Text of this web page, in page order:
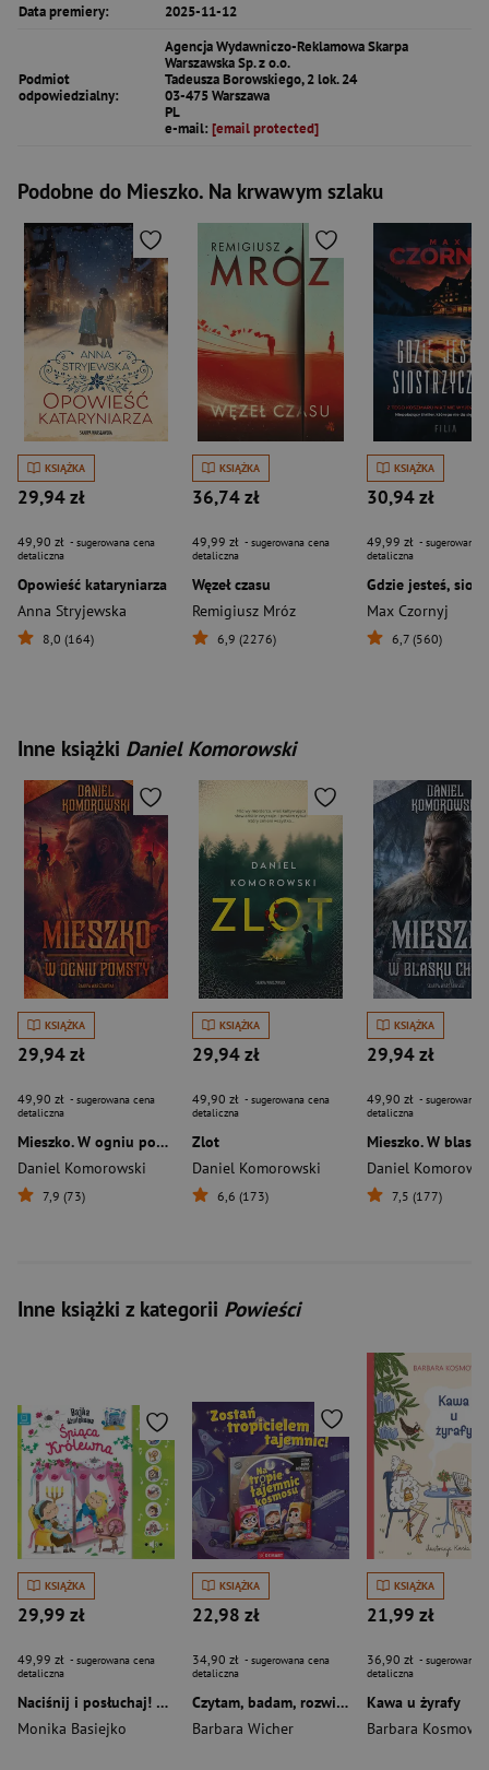
Data premiery:
2025-11-12
Podmiot
odpowiedzialny:
Agencja Wydawniczo-Reklamowa Skarpa
Warszawska Sp. z o.o.
Tadeusza Borowskiego, 2 lok. 24
03-475 Warszawa
PL
e-mail: [email protected]
Podobne do Mieszko. Na krwawym szlaku
KSIĄŻKA
29,94 zł
49,90 zł - sugerowana cena
detaliczna
Opowieść kataryniarza
Anna Stryjewska
8,0 (164)
KSIĄŻKA
36,74 zł
49,99 zł - sugerowana cena
detaliczna
Węzeł czasu
Remigiusz Mróz
6,9 (2276)
KSIĄŻKA
30,94 zł
49,99 zł - sugerowana
detaliczna
Max Czornyj
6,7 (560)
Inne książki Daniel Komorowski
KSIĄŻKA
29,94 zł
49,90 zł - sugerowana cena
detaliczna
Mieszko. W ogniu pomsty
Daniel Komorowski
7,9 (73)
KSIĄŻKA
29,94 zł
49,90 zł - sugerowana cena
detaliczna
Zlot
Daniel Komorowski
6,6 (173)
KSIĄŻKA
29,94 zł
49,90 zł - sugerowana
detaliczna
Daniel
7,5 (177)
Inne książki z kategorii Powieści
KSIĄŻKA
29,99 zł
49,99 zł - sugerowana cena
detaliczna
Naciśnij i posłuchaj! Bajka dźwiękowa. Śpiąca królewna
Monika Basiejko
KSIĄŻKA
22,98 zł
34,90 zł - sugerowana cena
detaliczna
Czytam, badam, rozwiązuję. Na tropie tajemnic kosmosu
Barbara Wicher
KSIĄŻKA
21,99 zł
36,90 zł - sugerowana
detaliczna
Kawa u żyrafy
Barbara